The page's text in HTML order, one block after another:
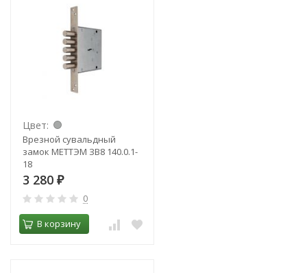
Цвет:
Врезной сувальдный
замок МЕТТЭМ ЗВ8 140.0.1-
18
3 280 ₽
0
В корзину